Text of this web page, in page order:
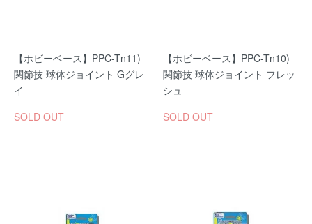
【ホビーベース】PPC-Tn11)
関節技 球体ジョイント Gグレ
イ
SOLD OUT
【ホビーベース】PPC-Tn10)
関節技 球体ジョイント フレッ
シュ
SOLD OUT